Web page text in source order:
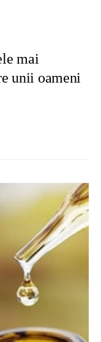
mai
unii oameni